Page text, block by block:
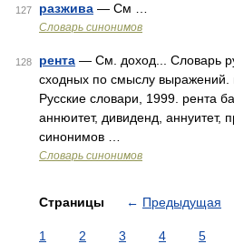
127 разжива — См …
Словарь синонимов
128 рента — См. доход... Словарь
сходных по смыслу
Русские словари, 1999. рента
аннюитет, дивиденд, аннуитет,
синонимов …
Словарь синонимов
Страницы ← Предыдущая
1 2 3 4 5